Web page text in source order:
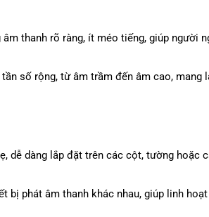
thanh rõ ràng, ít méo tiếng, giúp người
số rộng, từ âm trầm đến âm cao, mang
dễ dàng lắp đặt trên các cột, tường hoặc
bị phát âm thanh khác nhau, giúp linh